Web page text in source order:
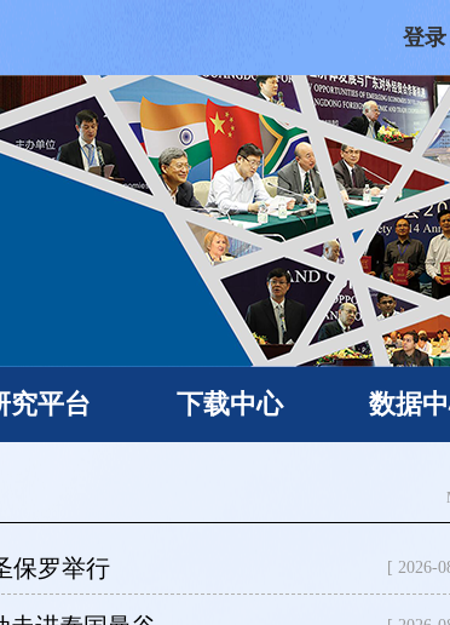
登录
究平台 下载中心 数据
保罗举行 [ 2026-